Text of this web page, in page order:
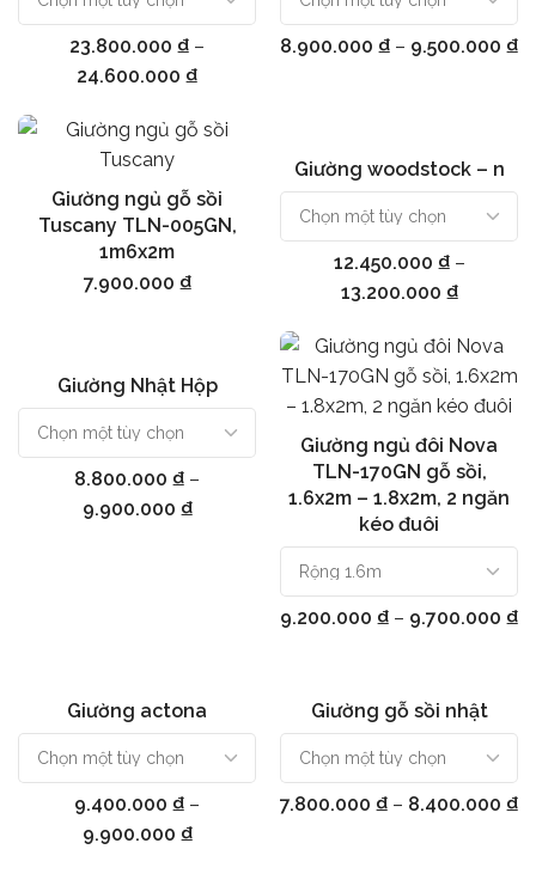
23.800.000 ₫ –
24.600.000 ₫
8.900.000 ₫ – 9.500.000 ₫
Thêm vào giỏ hàng
Giường ngủ gỗ sồi
Tuscany TLN-005GN,
1m6x2m
7.900.000 ₫
Chọn
Giường woodstock – n
12.450.000 ₫ –
13.200.000 ₫
Chọn
Giường Nhật Hộp
8.800.000 ₫ –
9.900.000 ₫
Chọn
Giường ngủ đôi Nova
TLN-170GN gỗ sồi,
1.6x2m – 1.8x2m, 2 ngăn
kéo đuôi
9.200.000 ₫ – 9.700.000 ₫
Chọn
Giường actona
9.400.000 ₫ –
9.900.000 ₫
Chọn
Giường gỗ sồi nhật
7.800.000 ₫ – 8.400.000 ₫